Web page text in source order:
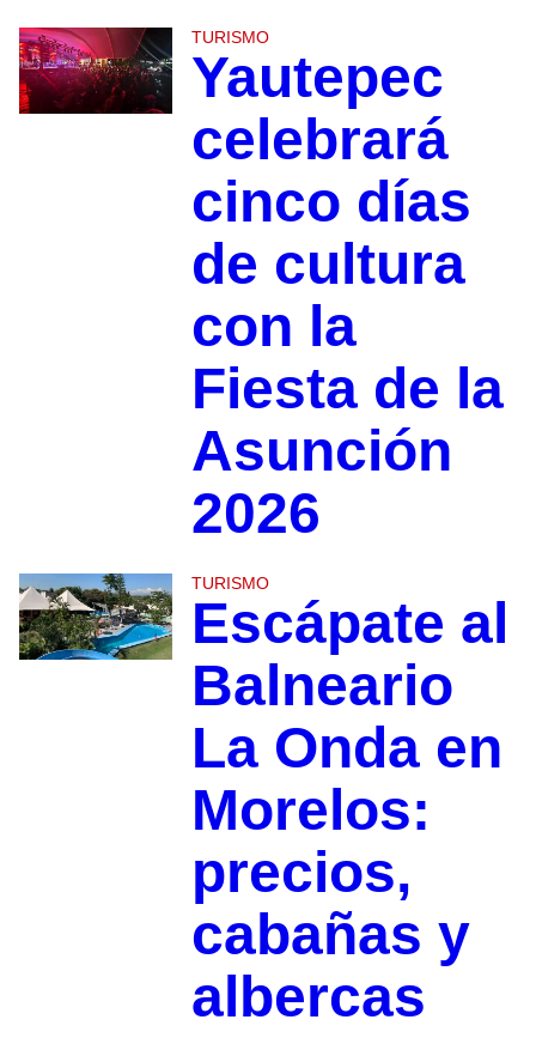
TURISMO
Yautepec
celebrará
cinco días
de cultura
con la
Fiesta de la
Asunción
2026
TURISMO
Escápate al
Balneario
La Onda en
Morelos:
precios,
cabañas y
albercas